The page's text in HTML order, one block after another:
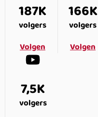
187K
volgers
Volgen
166K
volgers
Volgen
7,5K
volgers